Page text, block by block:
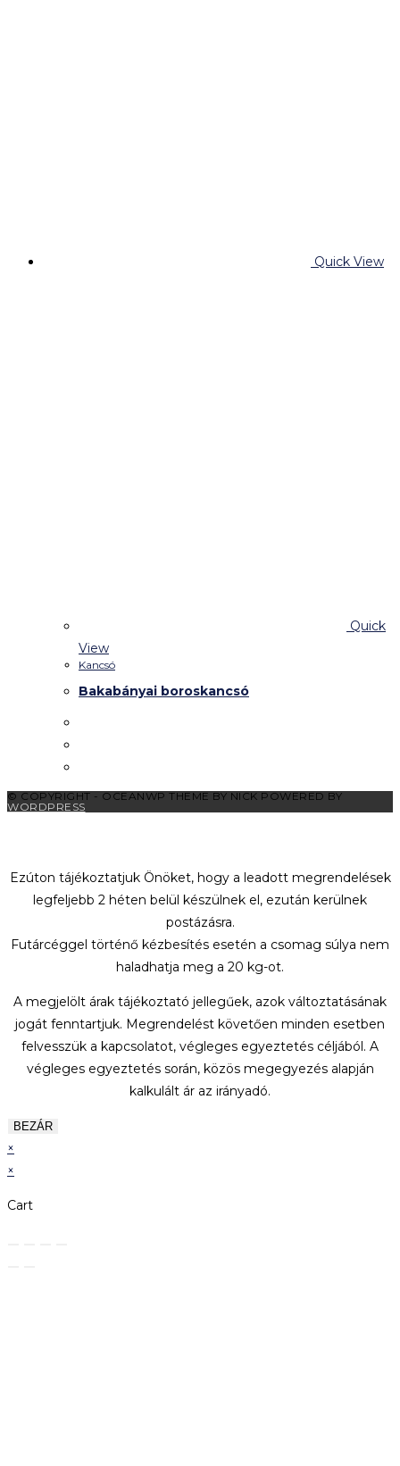
Quick View
Quick
View
Kancsó
Bakabányai boroskancsó
© COPYRIGHT - OCEANWP THEME BY NICK POWERED BY
WORDPRESS
Ezúton tájékoztatjuk Önöket, hogy a leadott megrendelések
legfeljebb 2 héten belül készülnek el, ezután kerülnek
postázásra.
Futárcéggel történő kézbesítés esetén a csomag súlya nem
haladhatja meg a 20 kg-ot.
A megjelölt árak tájékoztató jellegűek, azok változtatásának
jogát fenntartjuk. Megrendelést követően minden esetben
felvesszük a kapcsolatot, végleges egyeztetés céljából. A
végleges egyeztetés során, közös megegyezés alapján
kalkulált ár az irányadó.
BEZÁR
×
×
Cart